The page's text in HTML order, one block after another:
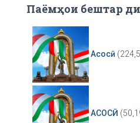
Паёмҳои бештар
Асосӣ
АСОСӢ